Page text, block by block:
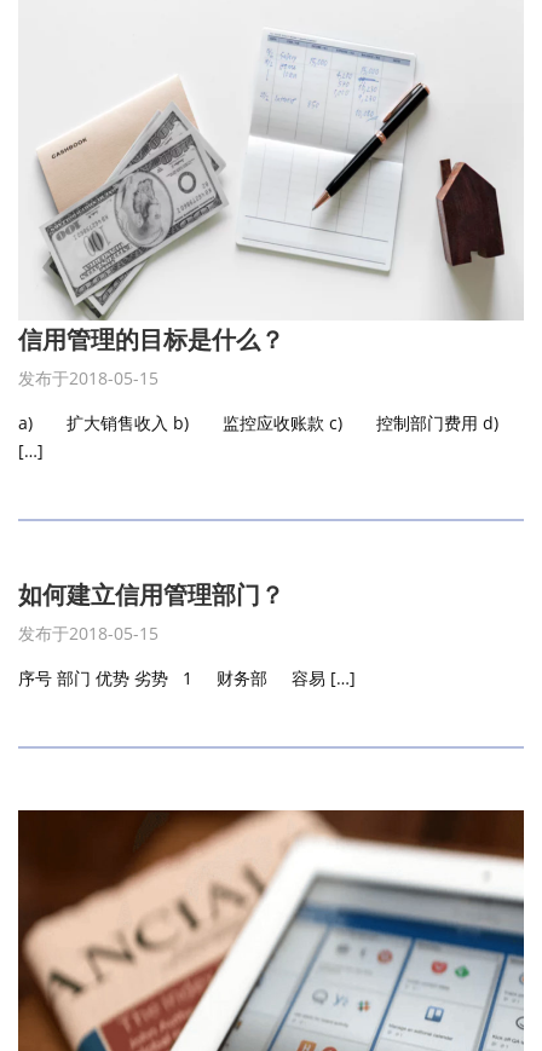
信用管理的目标是什么？
发布于2018-05-15
a) 扩大销售收入 b) 监控应收账款 c) 控制部门费用 d)
[…]
如何建立信用管理部门？
发布于2018-05-15
序号 部门 优势 劣势 1 财务部 容易 […]